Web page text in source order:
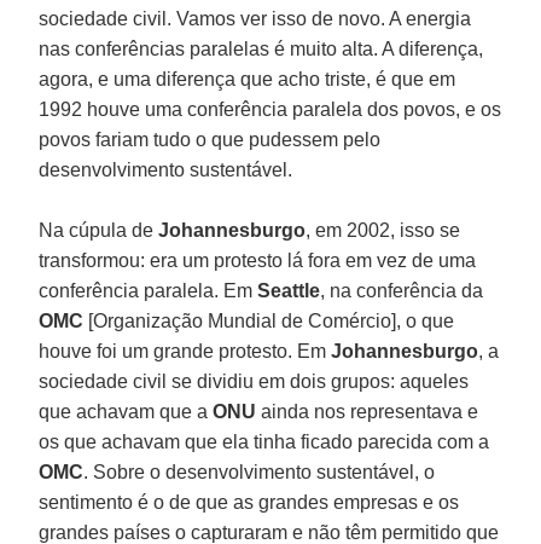
sociedade civil. Vamos ver isso de novo. A energia
nas conferências paralelas é muito alta. A diferença,
agora, e uma diferença que acho triste, é que em
1992 houve uma conferência paralela dos povos, e os
povos fariam tudo o que pudessem pelo
desenvolvimento sustentável.
Na cúpula deJohannesburgo, em 2002, isso se
transformou: era um protesto lá fora em vez de uma
conferência paralela. EmSeattle, na conferência da
OMC [Organização Mundial de Comércio], o que
houve foi um grande protesto. EmJohannesburgo, a
sociedade civil se dividiu em dois grupos: aqueles
que achavam que aONUainda nos representava e
os que achavam que ela tinha ficado parecida com a
OMC. Sobre o desenvolvimento sustentável, o
sentimento é o de que as grandes empresas e os
grandes países o capturaram e não têm permitido que